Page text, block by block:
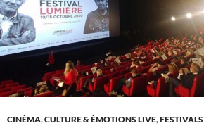
CINÉMA,CULTURE & ÉMOTIONS LIVE,FESTIVALS